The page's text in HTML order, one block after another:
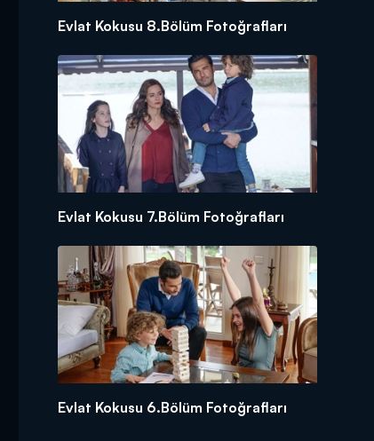
Evlat Kokusu 8.Bölüm Fotoğrafları
Evlat Kokusu 7.Bölüm Fotoğrafları
Evlat Kokusu 6.Bölüm Fotoğrafları